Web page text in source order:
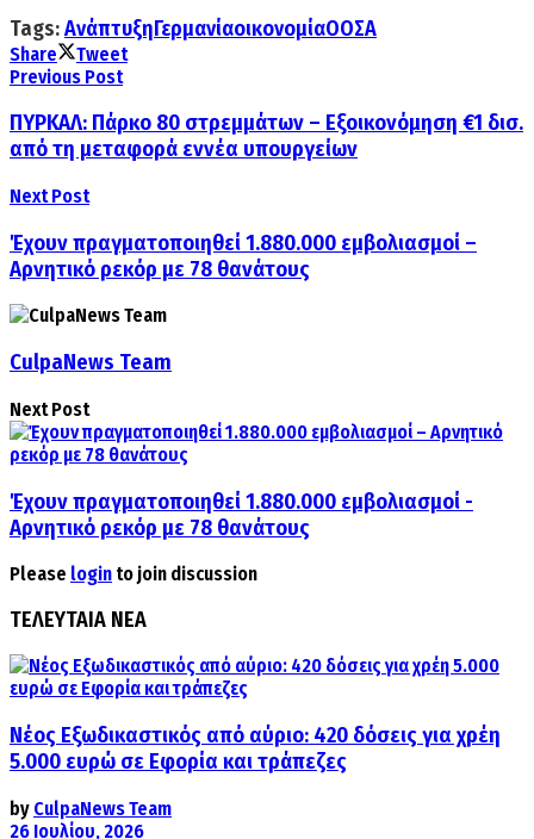
Tags:ΑνάπτυξηΓερμανίαοικονομίαΟΟΣΑ
Share
Tweet
Previous Post
ΠΥΡΚΑΛ: Πάρκο 80 στρεμμάτων – Εξοικονόμηση €1 δισ.
από τη μεταφορά εννέα υπουργείων
Next Post
Έχουν πραγματοποιηθεί 1.880.000 εμβολιασμοί –
Αρνητικό ρεκόρ με 78 θανάτους
CulpaNews Team
Next Post
Έχουν πραγματοποιηθεί 1.880.000 εμβολιασμοί -
Αρνητικό ρεκόρ με 78 θανάτους
Please login to join discussion
ΤΕΛΕΥΤΑΙΑ ΝΕΑ
Νέος Εξωδικαστικός από αύριο: 420 δόσεις για χρέη
5.000 ευρώ σε Εφορία και τράπεζες
by CulpaNews Team
26 Ιουλίου, 2026